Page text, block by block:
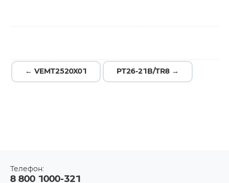
← VEMT2520X01 PT26-21B/TR8 →
Телефон:
8 800 1000-321